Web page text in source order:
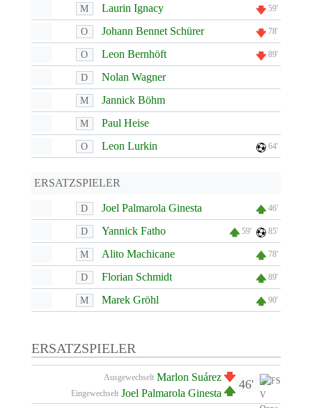
M Laurin Ignacy 59'
O Johann Bennet Schürer 78'
O Leon Bernhöft 89'
D Nolan Wagner
M Jannick Böhm
M Paul Heise
O Leon Lurkin 64'
ERSATZSPIELER
D Joel Palmarola Ginesta 46'
D Yannick Fatho 59' 85'
M Alito Machicane 78'
D Florian Schmidt 89'
M Marek Gröhl 90'
ERSATZSPIELER
46'
Ausgewechselt Marlon Suárez
Eingewechselt Joel Palmarola Ginesta